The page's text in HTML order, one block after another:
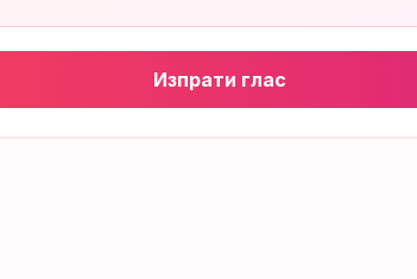
Изпрати глас